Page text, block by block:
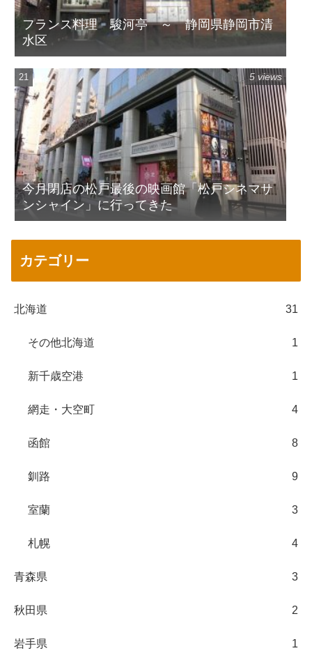
フランス料理 駿河亭 ～ 静岡県静岡市清
水区
今月閉店の松戸最後の映画館「松戸シネマサ
ンシャイン」に行ってきた
5 views
カテゴリー
北海道 31
その他北海道 1
新千歳空港 1
網走・大空町 4
函館 8
釧路 9
室蘭 3
札幌 4
青森県 3
秋田県 2
岩手県 1